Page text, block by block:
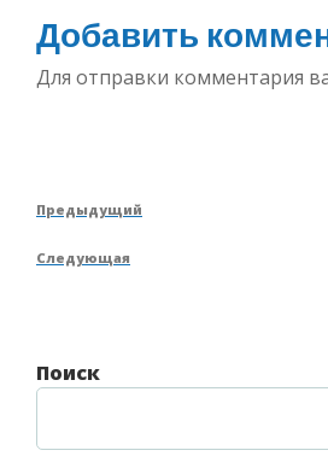
Добавить
Для отправки комментария
Навигация
по
записям
Предыдущая
Предыдущий
Следующая
Следующая
Поиск